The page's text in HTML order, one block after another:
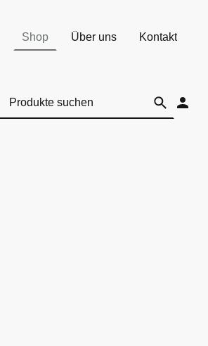
Shop Über uns Kontakt